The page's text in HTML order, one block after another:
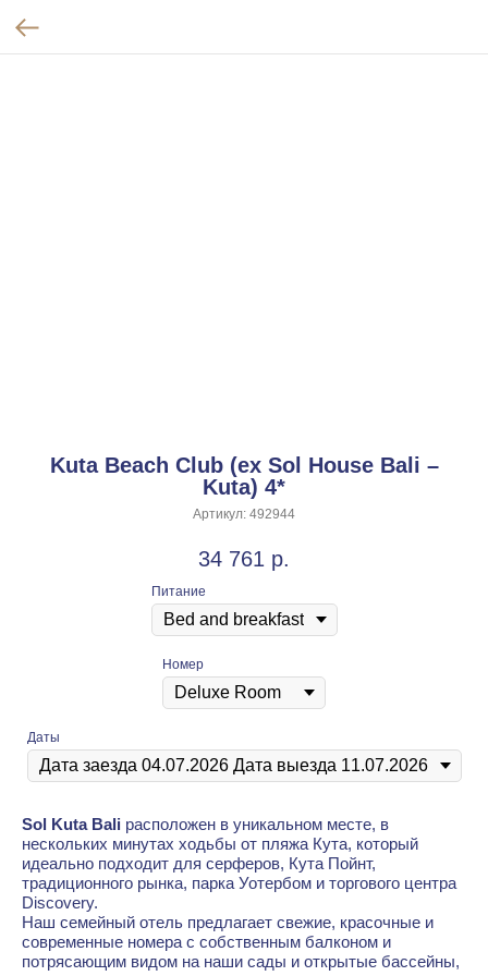
Kuta Beach Club (ex Sol House Bali –
Kuta) 4*
Артикул: 492944
34 761 р.
Питание
Номер
Даты
Sol Kuta Bali расположен в уникальном месте, в
нескольких минутах ходьбы от пляжа Кута, который
идеально подходит для серферов, Кута Пойнт,
традиционного рынка, парка Уотербом и торгового центра
Discovery.
Наш семейный отель предлагает свежие, красочные и
современные номера с собственным балконом и
потрясающим видом на наши сады и открытые бассейны,